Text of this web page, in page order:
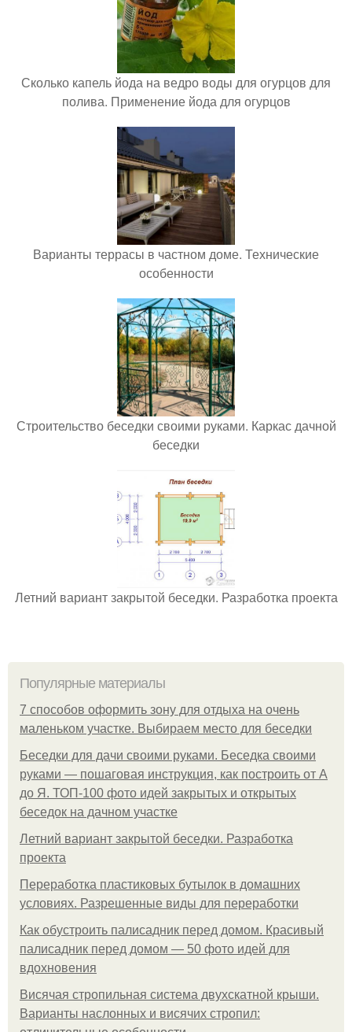
Сколько капель йода на ведро воды для огурцов для
полива. Применение йода для огурцов
Варианты террасы в частном доме. Технические
особенности
Строительство беседки своими руками. Каркас дачной
беседки
Летний вариант закрытой беседки. Разработка проекта
Популярные материалы
7 способов оформить зону для отдыха на очень
маленьком участке. Выбираем место для беседки
Беседки для дачи своими руками. Беседка своими
руками — пошаговая инструкция, как построить от А
до Я. ТОП-100 фото идей закрытых и открытых
беседок на дачном участке
Летний вариант закрытой беседки. Разработка
проекта
Переработка пластиковых бутылок в домашних
условиях. Разрешенные виды для переработки
Как обустроить палисадник перед домом. Красивый
палисадник перед домом — 50 фото идей для
вдохновения
Висячая стропильная система двухскатной крыши.
Варианты наслонных и висячих стропил: